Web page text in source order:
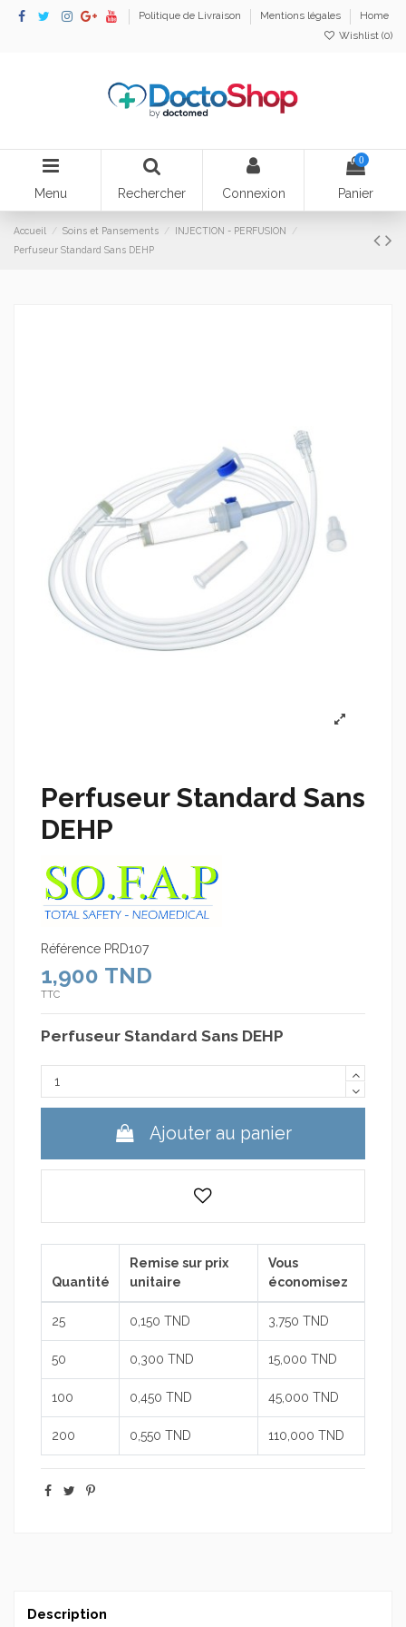
Politique de Livraison Mentions légales
Home
Wishlist (0)
Menu Rechercher Connexion
0
Panier
Accueil Soins et Pansements
INJECTION - PERFUSION
Perfuseur Standard Sans DEHP
Perfuseur Standard Sans
DEHP
Référence PRD107
1,900 TND
TTC
Perfuseur Standard Sans DEHP
Ajouter au panier
Quantité
Remise sur prix
unitaire
Vous
économisez
25 0,150 TND 3,750 TND
50 0,300 TND 15,000 TND
100 0,450 TND 45,000 TND
200 0,550 TND 110,000 TND
Description